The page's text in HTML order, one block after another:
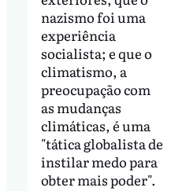
nazismo foi uma
experiência
socialista; e que o
climatismo, a
preocupação com
as mudanças
climáticas, é uma
"tática globalista de
instilar medo para
obter mais poder".